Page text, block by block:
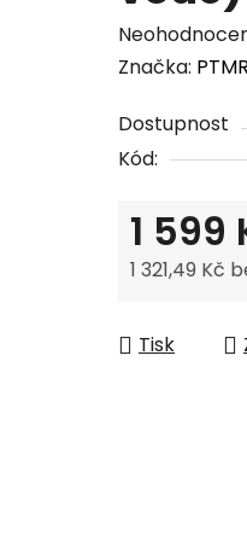
Průměrné
hodnocení
je
0,0
hvězdiček.
Značka: PTMR
Dostupnost
Kód:
1 599
1 321,49 Kč
Tisk